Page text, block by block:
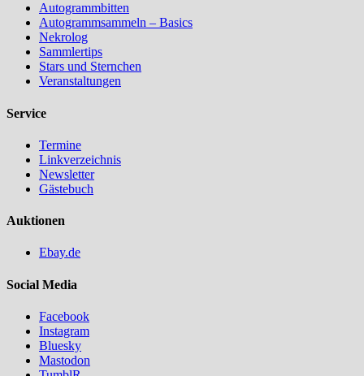
Autogrammbitten
Autogrammsammeln – Basics
Nekrolog
Sammlertips
Stars und Sternchen
Veranstaltungen
Service
Termine
Linkverzeichnis
Newsletter
Gästebuch
Auktionen
Ebay.de
Social Media
Facebook
Instagram
Bluesky
Mastodon